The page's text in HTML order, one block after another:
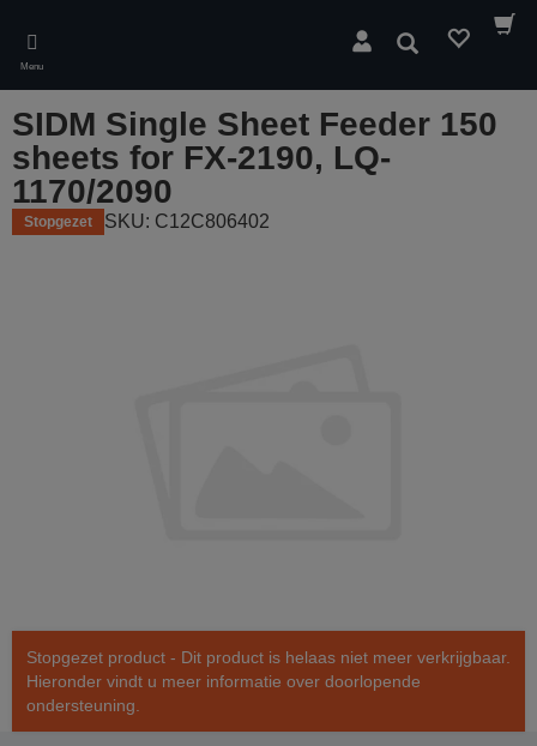
main
content
Menu
Zoeken
SIDM Single Sheet Feeder 150
sheets for FX-2190, LQ-
1170/2090
Stopgezet SKU: C12C806402
Stopgezet product - Dit product is helaas niet meer verkrijgbaar.
Hieronder vindt u meer informatie over doorlopende
ondersteuning.